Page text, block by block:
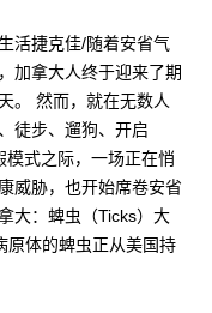
活捷克佳/随着安省气
加拿大人终于迎来了期
。 然而，就在无数人
徒步、遛狗、开启
模式之际，一场正在悄
威胁，也开始席卷安省
大：蜱虫（Ticks）大
原体的蜱虫正从美国持